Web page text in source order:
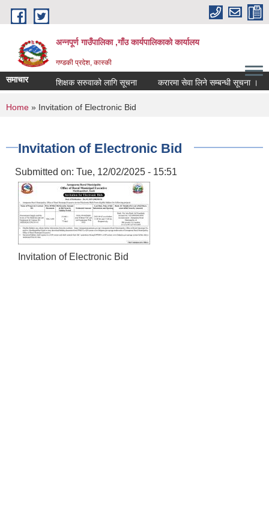
Skip to main content
अन्नपूर्ण गाउँपालिका ,गाँउ कार्यपालिकाको कार्यालय
गण्डकी प्रदेश, कास्की
समाचार शिक्षक सरुवाको लागि सूचना करारमा सेवा लिने सम्बन्धी सूचना ।
You are here
Home » Invitation of Electronic Bid
Invitation of Electronic Bid
Submitted on: Tue, 12/02/2025 - 15:51
Invitation of Electronic Bid